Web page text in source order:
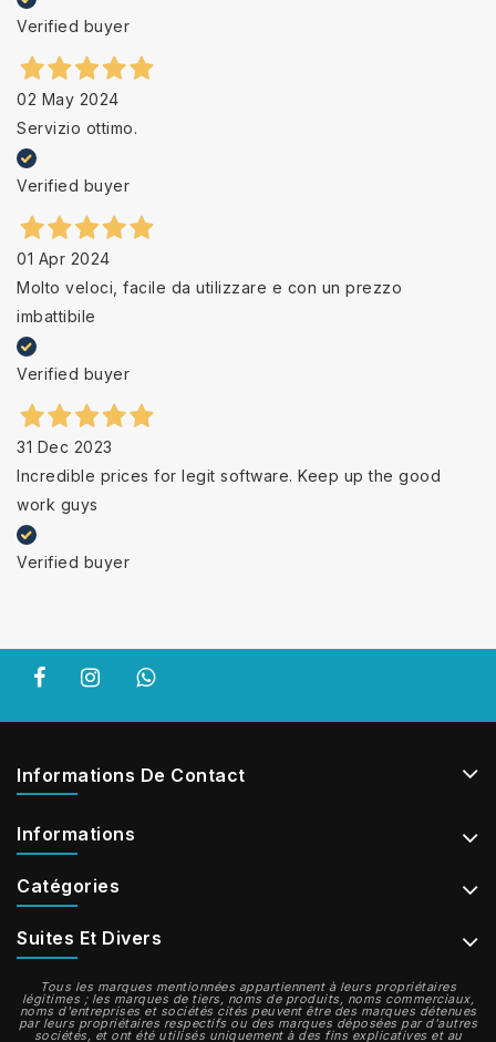
Verified buyer
02 May 2024
Servizio ottimo.
Verified buyer
01 Apr 2024
Molto veloci, facile da utilizzare e con un prezzo
imbattibile
Verified buyer
31 Dec 2023
Incredible prices for legit software. Keep up the good
work guys
Verified buyer
Informations De Contact
Informations
Catégories
Suites Et Divers
Tous les marques mentionnées appartiennent à leurs propriétaires
légitimes ; les marques de tiers, noms de produits, noms commerciaux,
noms d'entreprises et sociétés cités peuvent être des marques détenues
par leurs propriétaires respectifs ou des marques déposées par d'autres
sociétés, et ont été utilisés uniquement à des fins explicatives et au